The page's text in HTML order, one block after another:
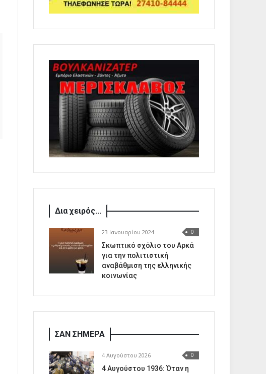
Δια χειρός...
23 Ιανουαρίου 2024 0
Σκωπτικό σχόλιο του Αρκά
για την πολιτιστική
αναβάθμιση της ελληνικής
κοινωνίας
ΣΑΝ ΣΗΜΕΡΑ
4 Αυγούστου 2026 0
4 Αυγούστου 1936: Όταν η